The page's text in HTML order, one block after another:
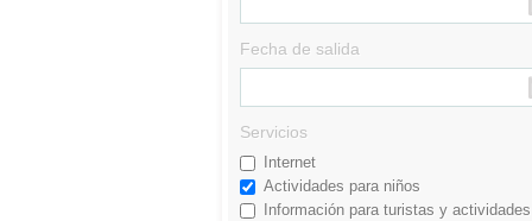
Fecha de salida
Servicios
Internet
Actividades para niños
Información para turistas y actividades